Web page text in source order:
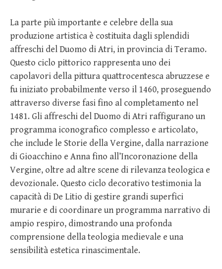
La parte più importante e celebre della sua
produzione artistica è costituita dagli splendidi
affreschi del Duomo di Atri, in provincia di Teramo.
Questo ciclo pittorico rappresenta uno dei
capolavori della pittura quattrocentesca abruzzese e
fu iniziato probabilmente verso il 1460, proseguendo
attraverso diverse fasi fino al completamento nel
1481. Gli affreschi del Duomo di Atri raffigurano un
programma iconografico complesso e articolato,
che include le Storie della Vergine, dalla narrazione
di Gioacchino e Anna fino all’Incoronazione della
Vergine, oltre ad altre scene di rilevanza teologica e
devozionale. Questo ciclo decorativo testimonia la
capacità di De Litio di gestire grandi superfici
murarie e di coordinare un programma narrativo di
ampio respiro, dimostrando una profonda
comprensione della teologia medievale e una
sensibilità estetica rinascimentale.